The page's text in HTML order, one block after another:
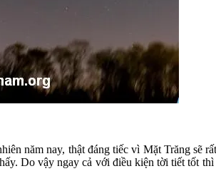
năm nay, thật đáng tiếc vì Mặt Trăng sẽ
Do vậy ngay cả với điều kiện tời tiết tốt